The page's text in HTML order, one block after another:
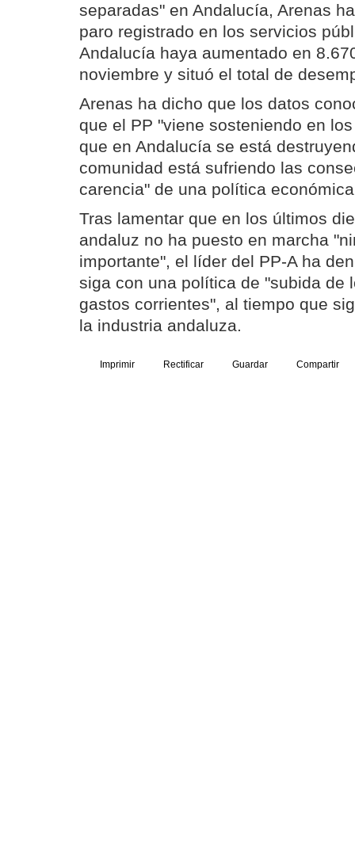
separadas" en Andalucía, Arenas
paro registrado en los servicios
Andalucía haya aumentado en
noviembre y situó el total de
Arenas ha dicho que los datos
que el PP "viene sosteniendo en
que en Andalucía se está
comunidad está sufriendo las
carencia" de una política
Tras lamentar que en los últimos
andaluz no ha puesto en marcha
importante", el líder del PP-A ha
siga con una política de "subida de
gastos corrientes", al tiempo que
la industria andaluza.
Imprimir Rectificar Guardar Compartir